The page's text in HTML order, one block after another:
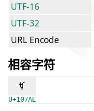
UTF-16
UTF-32
URL Encode
相容字符
𐞮
U+107AE